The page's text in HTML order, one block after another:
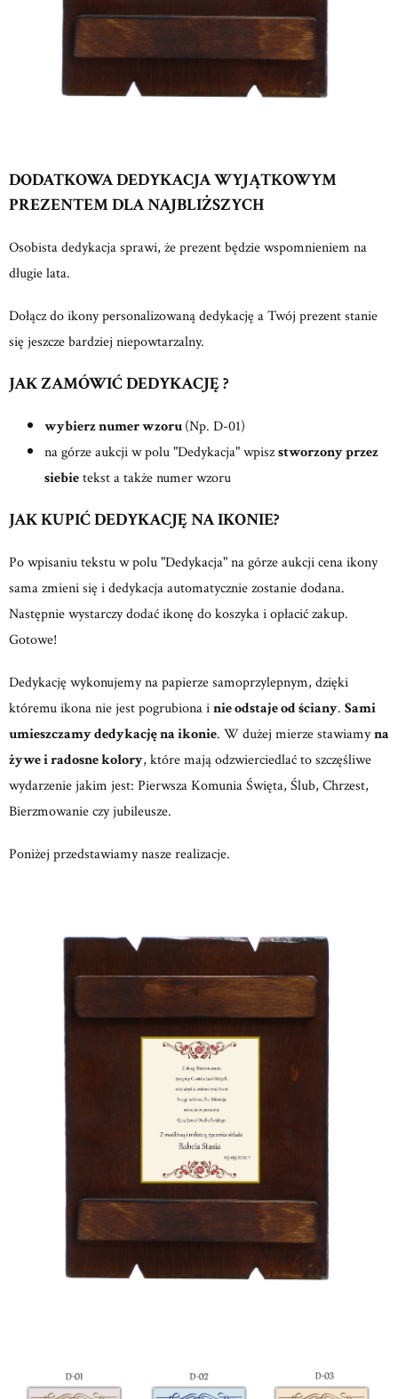
DODATKOWA DEDYKACJA WYJĄTKOWYM
PREZENTEM DLA NAJBLIŻSZYCH
Osobista dedykacja sprawi, że prezent będzie wspomnieniem na
długie lata.
Dołącz do ikony personalizowaną dedykację a Twój prezent stanie
się jeszcze bardziej niepowtarzalny.
JAK ZAMÓWIĆ DEDYKACJĘ ?
wybierz numer wzoru(Np. D-01)
na górze aukcji w polu "Dedykacja" wpiszstworzony przez
siebietekst a także numer wzoru
JAK KUPIĆ DEDYKACJĘ NA IKONIE?
Po wpisaniu tekstu w polu "Dedykacja" na górze aukcji cena ikony
sama zmieni się i dedykacja automatycznie zostanie dodana.
Następnie wystarczy dodać ikonę do koszyka i opłacić zakup.
Gotowe!
Dedykację wykonujemy na papierze samoprzylepnym, dzięki
któremu ikona nie jest pogrubiona inie odstaje od ściany. Sami
umieszczamy dedykację na ikonie. W dużej mierze stawiamyna
żywe i radosne kolory, które mają odzwierciedlać to szczęśliwe
wydarzenie jakim jest: Pierwsza Komunia Święta, Ślub, Chrzest,
Bierzmowanie czy jubileusze.
Poniżej przedstawiamy nasze realizacje.